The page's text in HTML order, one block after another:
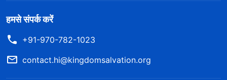
हमसे संपर्क करें
+91-970-782-1023
contact.hi@kingdomsalvation.org